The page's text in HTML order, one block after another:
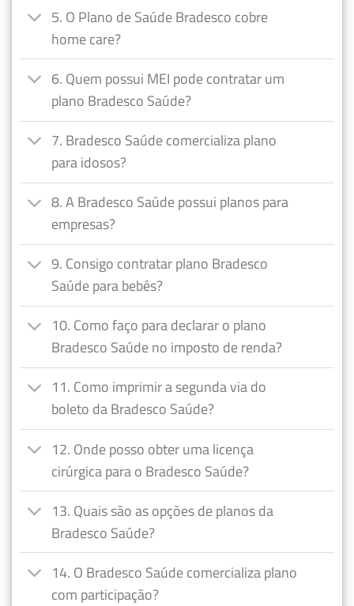
5. O Plano de Saúde Bradesco cobre
home care?
6. Quem possui MEI pode contratar um
plano Bradesco Saúde?
7. Bradesco Saúde comercializa plano
para idosos?
8. A Bradesco Saúde possui planos para
empresas?
9. Consigo contratar plano Bradesco
Saúde para bebês?
10. Como faço para declarar o plano
Bradesco Saúde no imposto de renda?
11. Como imprimir a segunda via do
boleto da Bradesco Saúde?
12. Onde posso obter uma licença
cirúrgica para o Bradesco Saúde?
13. Quais são as opções de planos da
Bradesco Saúde?
14. O Bradesco Saúde comercializa plano
com participação?